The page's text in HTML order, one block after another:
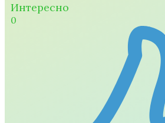
Интересно
0